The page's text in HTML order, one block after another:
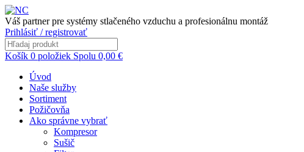
Váš partner pre systémy stlačeného vzduchu a profesionálnu montáž
Prihlásiť / registrovať
Košík 0 položiek Spolu 0,00 €
Úvod
Naše služby
Sortiment
Požičovňa
Ako správne vybrať
Kompresor
Sušič